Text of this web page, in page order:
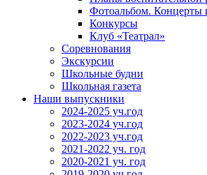
Фотоальбом. Концерты
Конкурсы
Клуб «Театрал»
Соревнования
Экскурсии
Школьные будни
Школьная газета
Наши выпускники
2024-2025 уч.год
2023-2024 уч.год
2022-2023 уч.год
2021-2022 уч. год
2020-2021 уч. год